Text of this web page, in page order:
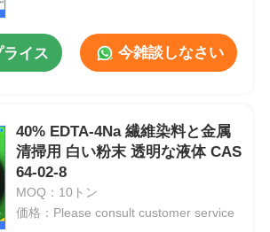
イス 今雑談しなさい
40% EDTA-4Na 繊維染料と金属
清掃用 白い粉末 透明な液体 CAS
64-02-8
MOQ：10トン
価格：Please consult customer service